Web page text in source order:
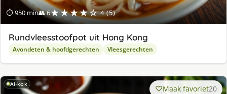
⏱ 950 min👥 6★★★★☆ 4 (5)
Rundvleesstoofpot uit Hong Kong
Avondeten & hoofdgerechten Vleesgerechten
AI-kok Maak favoriet20